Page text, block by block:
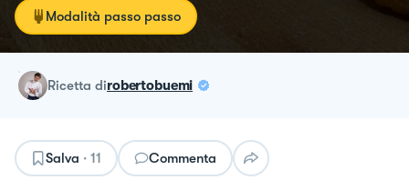
Modalità passo passo
ricetta dirobertobuemi
Salva · 11 Commenta